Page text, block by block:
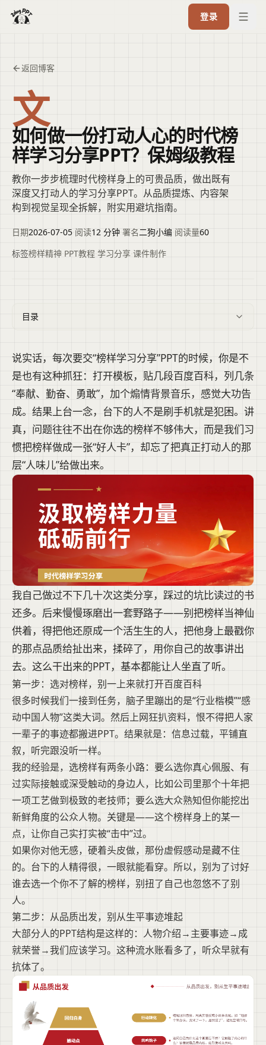
登录
返回博客
文
如何做一份打动人心的时代榜
样学习分享PPT？保姆级教程
教你一步步梳理时代榜样身上的可贵品质，做出既有
深度又打动人的学习分享PPT。从品质提炼、内容架
构到视觉呈现全拆解，附实用避坑指南。
日期2026-07-05 阅读12 分钟 署名二狗小编 阅读量60
标签榜样精神 PPT教程 学习分享 课件制作
目录
说实话，每次要交“榜样学习分享”PPT的时候，你是不
是也有这种抓狂：打开模板，贴几段百度百科，列几条
“奉献、勤奋、勇敢”，加个煽情背景音乐，感觉大功告
成。结果上台一念，台下的人不是刷手机就是犯困。讲
真，问题往往不出在你选的榜样不够伟大，而是我们习
惯把榜样做成一张“好人卡”，却忘了把真正打动人的那
层“人味儿”给做出来。
我自己做过不下几十次这类分享，踩过的坑比读过的书
还多。后来慢慢琢磨出一套野路子——别把榜样当神仙
供着，得把他还原成一个活生生的人，把他身上最戳你
的那点品质给扯出来，揉碎了，用你自己的故事讲出
去。这么干出来的PPT，基本都能让人坐直了听。
第一步：选对榜样，别一上来就打开百度百科
很多时候我们一接到任务，脑子里蹦出的是“行业楷模”“感
动中国人物”这类大词。然后上网狂扒资料，恨不得把人家
一辈子的事迹都搬进PPT。结果就是：信息过载，平铺直
叙，听完跟没听一样。
我的经验是，选榜样有两条小路：要么选你真心佩服、有
过实际接触或深受触动的身边人，比如公司里那个十年把
一项工艺做到极致的老技师；要么选大众熟知但你能挖出
新鲜角度的公众人物。关键是——这个榜样身上的某一
点，让你自己实打实被“击中”过。
如果你对他无感，硬着头皮做，那份虚假感动是藏不住
的。台下的人精得很，一眼就能看穿。所以，别为了讨好
谁去选一个你不了解的榜样，别扭了自己也忽悠不了别
人。
第二步：从品质出发，别从生平事迹堆起
大部分人的PPT结构是这样的：人物介绍→主要事迹→成
就荣誉→我们应该学习。这种流水账看多了，听众早就有
抗体了。